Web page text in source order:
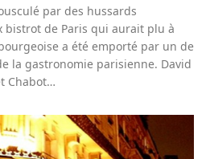
par des hussards
bistrot de Paris qui aurait plu à
a été emporté par un de
la gastronomie parisienne. David
Chabot…